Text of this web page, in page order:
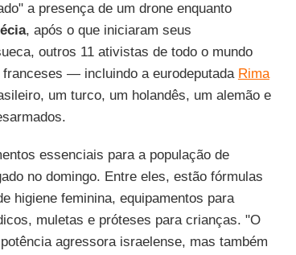
a presença de um drone enquanto
, após o que iniciaram seus
outros 11 ativistas de todo o mundo
— incluindo a eurodeputada Rima
um turco, um holandês, um alemão e
essenciais para a população de
no domingo. Entre eles, estão fórmulas
higiene feminina, equipamentos para
muletas e próteses para crianças. "O
agressora israelense, mas também